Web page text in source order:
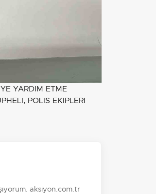
YARDIM ETME
POLİS EKİPLERİ
aksiyon.com.tr